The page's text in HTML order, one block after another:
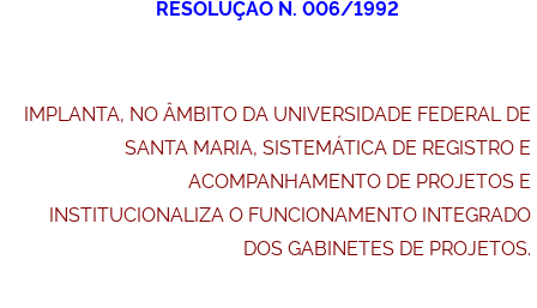
Ministério da Cidadania
Ministério de Minas e Energia
Ministério da Ciência, Tecnologia, Inovações e Comunicações
RESOLUÇÃO N. 006/1992
IMPLANTA, NO ÂMBITO DA UNIVERSIDADE FEDERAL DE
SANTA MARIA, SISTEMÁTICA DE REGISTRO E
ACOMPANHAMENTO DE PROJETOS E
INSTITUCIONALIZA O FUNCIONAMENTO INTEGRADO
DOS GABINETES DE PROJETOS.